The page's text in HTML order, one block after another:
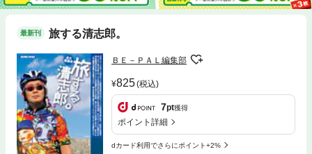
最新刊 旅する清志郎。
ＢＥ－ＰＡＬ編集部
825(税込)
7pt獲得
ポイント詳細
dカード利用でさらにポイント+2%